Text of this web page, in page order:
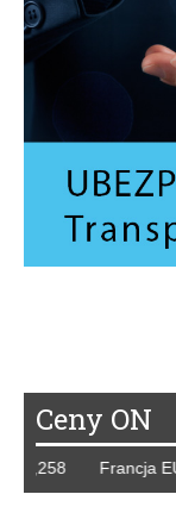
Ceny ON
Francja